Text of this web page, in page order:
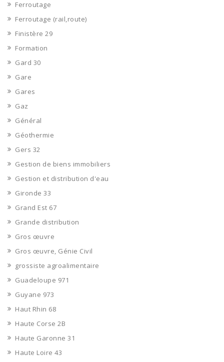
Ferroutage
Ferroutage (rail,route)
Finistère 29
Formation
Gard 30
Gare
Gares
Gaz
Général
Géothermie
Gers 32
Gestion de biens immobiliers
Gestion et distribution d'eau
Gironde 33
Grand Est 67
Grande distribution
Gros œuvre
Gros œuvre, Génie Civil
grossiste agroalimentaire
Guadeloupe 971
Guyane 973
Haut Rhin 68
Haute Corse 2B
Haute Garonne 31
Haute Loire 43